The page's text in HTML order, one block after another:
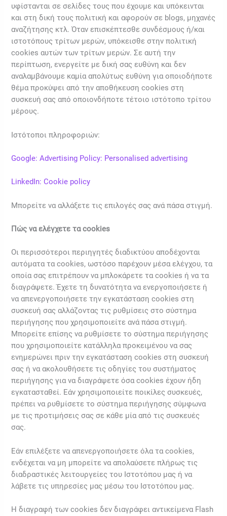
υφίστανται σε σελίδες τους που έχουμε και υπόκεινται
και στη δική τους πολιτική και αφορούν σε blogs, μηχανές
αναζήτησης κτλ. Όταν επισκέπτεσθε συνδέσμους ή/και
ιστοτόπους τρίτων μερών, υπόκεισθε στην πολιτική
cookies αυτών των τρίτων μερών. Σε αυτή την
περίπτωση, ενεργείτε με δική σας ευθύνη και δεν
αναλαμβάνουμε καμία απολύτως ευθύνη για οποιοδήποτε
θέμα προκύψει από την αποθήκευση cookies στη
συσκευή σας από οποιονδήποτε τέτοιο ιστότοπο τρίτου
μέρους.
Ιστότοποι πληροφοριών:
Google: Advertising Policy: Personalised advertising
LinkedIn: Cookie policy
Μπορείτε να αλλάξετε τις επιλογές σας ανά πάσα στιγμή.
Πώς να ελέγχετε τα cookies
Οι περισσότεροι περιηγητές διαδικτύου αποδέχονται
αυτόματα τα cookies, ωστόσο παρέχουν μέσα ελέγχου, τα
οποία σας επιτρέπουν να μπλοκάρετε τα cookies ή να τα
διαγράψετε. Έχετε τη δυνατότητα να ενεργοποιήσετε ή
να απενεργοποιήσετε την εγκατάσταση cookies στη
συσκευή σας αλλάζοντας τις ρυθμίσεις στο σύστημα
περιήγησης που χρησιμοποιείτε ανά πάσα στιγμή.
Μπορείτε επίσης να ρυθμίσετε το σύστημα περιήγησης
που χρησιμοποιείτε κατάλληλα προκειμένου να σας
ενημερώνει πριν την εγκατάσταση cookies στη συσκευή
σας ή να ακολουθήσετε τις οδηγίες του συστήματος
περιήγησης για να διαγράψετε όσα cookies έχουν ήδη
εγκατασταθεί. Εάν χρησιμοποιείτε ποικίλες συσκευές,
πρέπει να ρυθμίσετε το σύστημα περιήγησης σύμφωνα
με τις προτιμήσεις σας σε κάθε μία από τις συσκευές
σας.
Εάν επιλέξετε να απενεργοποιήσετε όλα τα cookies,
ενδέχεται να μη μπορείτε να απολαύσετε πλήρως τις
διαδραστικές λειτουργείες του Ιστοτόπου μας ή να
λάβετε τις υπηρεσίες μας μέσω του Ιστοτόπου μας.
Η διαγραφή των cookies δεν διαγράφει αντικείμενα Flash